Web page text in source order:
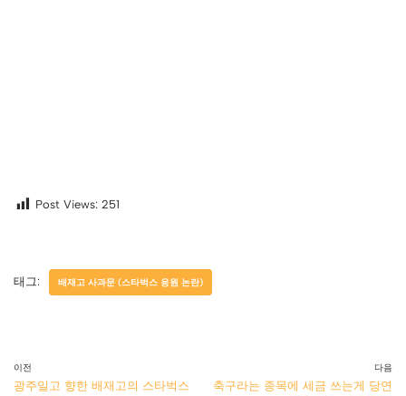
Post Views: 251
태그: 배재고 사과문 (스타벅스 응원 논란)
이전
광주일고 향한 배재고의 스타벅스
다음
축구라는 종목에 세금 쓰는게 당연